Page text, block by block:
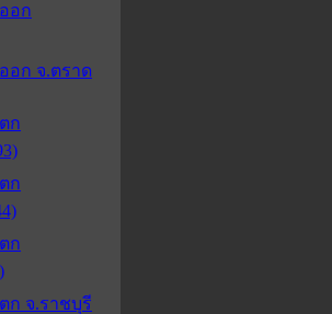
อก
อก จ.ตราด
ก
ก
ก
ก จ.ราชบุรี